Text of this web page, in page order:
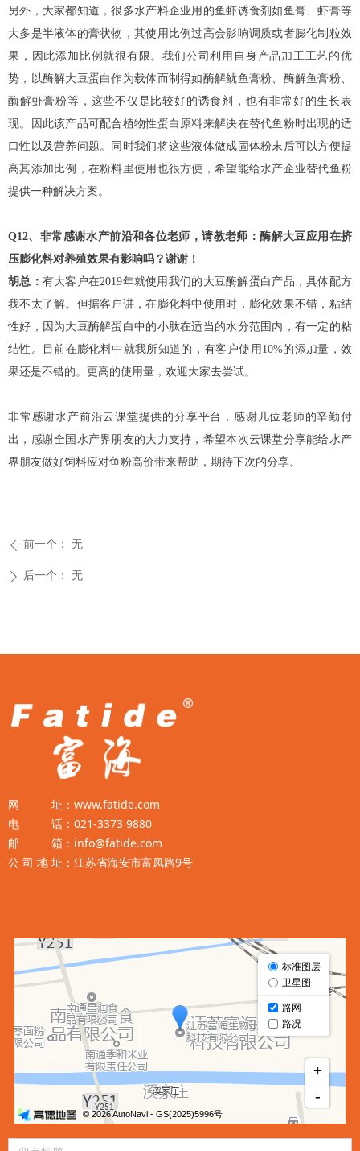
另外，大家都知道，很多水产料企业用的鱼虾诱食剂如鱼膏、虾膏等
大多是半液体的膏状物，其使用比例过高会影响调质或者膨化制粒效
果，因此添加比例就很有限。我们公司利用自身产品加工工艺的优
势，以酶解大豆蛋白作为载体而制得如酶解鱿鱼膏粉、酶解鱼膏粉、
酶解虾膏粉等，这些不仅是比较好的诱食剂，也有非常好的生长表
现。因此该产品可配合植物性蛋白原料来解决在替代鱼粉时出现的适
口性以及营养问题。同时我们将这些液体做成固体粉末后可以方便提
高其添加比例，在粉料里使用也很方便，希望能给水产企业替代鱼粉
提供一种解决方案。
Q12、非常感谢水产前沿和各位老师，请教老师：酶解大豆应用在挤
压膨化料对养殖效果有影响吗？谢谢！
胡总： 有大客户在2019年就使用我们的大豆酶解蛋白产品，具体配方
我不太了解。但据客户讲，在膨化料中使用时，膨化效果不错，粘结
性好，因为大豆酶解蛋白中的小肽在适当的水分范围内，有一定的粘
结性。目前在膨化料中就我所知道的，有客户使用10%的添加量，效
果还是不错的。更高的使用量，欢迎大家去尝试。
非常感谢水产前沿云课堂提供的分享平台，感谢几位老师的辛勤付
出，感谢全国水产界朋友的大力支持，希望本次云课堂分享能给水产
界朋友做好饲料应对鱼粉高价带来帮助，期待下次的分享。
ꄴ 前一个： 无
ꄲ 后一个： 无
网 址：www.fatide.com
电 话：021-3373 9880
邮 箱：info@fatide.com
公 司 地 址：江苏省海安市富凤路9号